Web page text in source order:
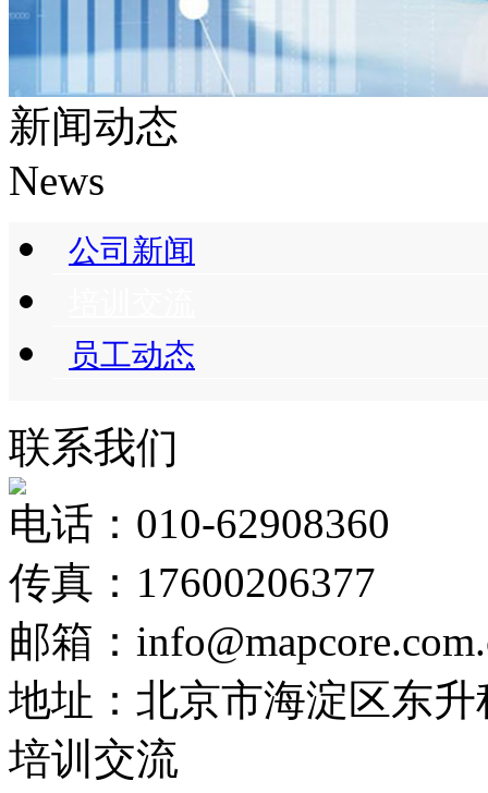
新闻动态
News
公司新闻
员工动态
联系我们
电话：010-62908360
传真：17600206377
邮箱：
地址：北京市海淀区东
培训交流